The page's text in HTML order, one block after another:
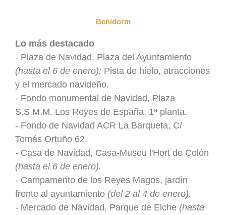
Benidorm
Lo más destacado
- Plaza de Navidad, Plaza del Ayuntamiento
(hasta el 6 de enero): Pista de hielo, atracciones
y el mercado navideño.
- Fondo monumental de Navidad, Plaza
S.S.M.M. Los Reyes de España, 1ª planta.
- Fondo de Navidad ACR La Barqueta, C/
Tomás Ortuño 62.
- Casa de Navidad, Casa-Museu l'Hort de Colón
(hasta el 6 de enero).
- Campamento de los Reyes Magos, jardín
frente al ayuntamiento (del 2 al 4 de enero).
- Mercado de Navidad, Parque de Elche (hasta